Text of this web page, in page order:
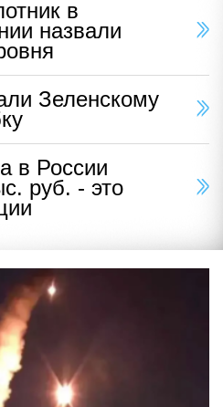
в
назвали
Зеленскому
в России
руб. - это